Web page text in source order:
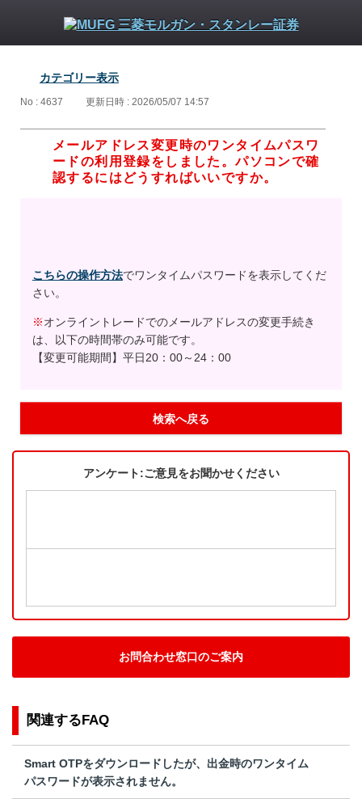
カテゴリー表示
No : 4637 更新日時 : 2026/05/07 14:57
メールアドレス変更時のワンタイムパスワ
ードの利用登録をしました。パソコンで確
認するにはどうすればいいですか。
こちらの操作方法でワンタイムパスワードを表示してくだ
さい。
※オンライントレードでのメールアドレスの変更手続き
は、以下の時間帯のみ可能です。
【変更可能期間】平日20：00～24：00
検索へ戻る
アンケート:ご意見をお聞かせください
お問合わせ窓口のご案内
関連するFAQ
Smart OTPをダウンロードしたが、出金時のワンタイム
パスワードが表示されません。